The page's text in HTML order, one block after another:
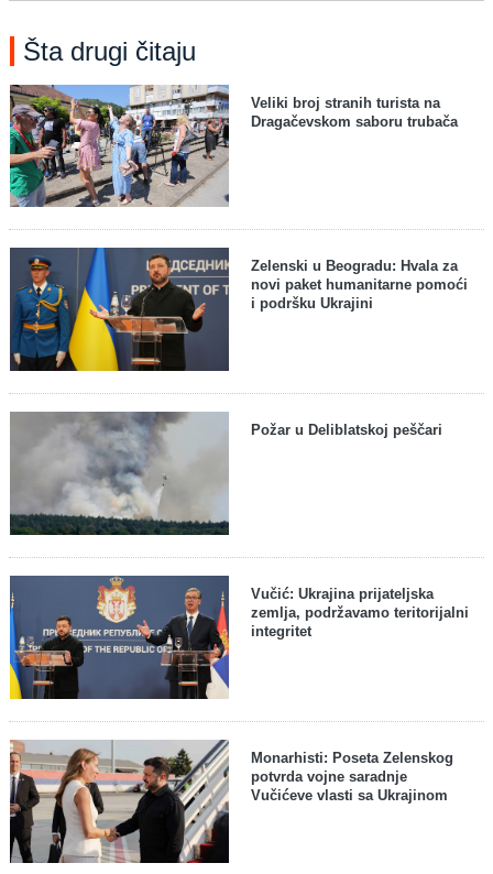
Šta drugi čitaju
Veliki broj stranih turista na
Dragačevskom saboru trubača
Zelenski u Beogradu: Hvala za
novi paket humanitarne pomoći
i podršku Ukrajini
Požar u Deliblatskoj peščari
Vučić: Ukrajina prijateljska
zemlja, podržavamo teritorijalni
integritet
Monarhisti: Poseta Zelenskog
potvrda vojne saradnje
Vučićeve vlasti sa Ukrajinom